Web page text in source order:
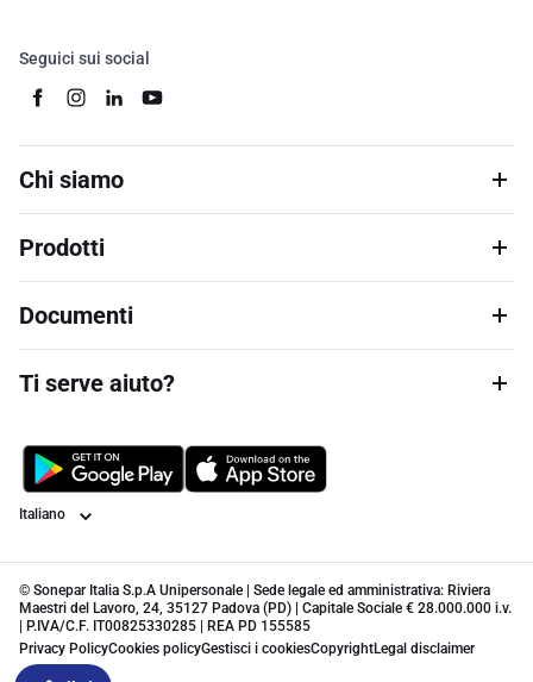
Seguici sui social
Chi siamo
Prodotti
Documenti
Ti serve aiuto?
Lingua
© Sonepar Italia S.p.A Unipersonale | Sede legale ed amministrativa: Riviera
Maestri del Lavoro, 24, 35127 Padova (PD) | Capitale Sociale € 28.000.000 i.v.
| P.IVA/C.F. IT00825330285 | REA PD 155585
Privacy PolicyCookies policyGestisci i cookiesCopyrightLegal disclaimer